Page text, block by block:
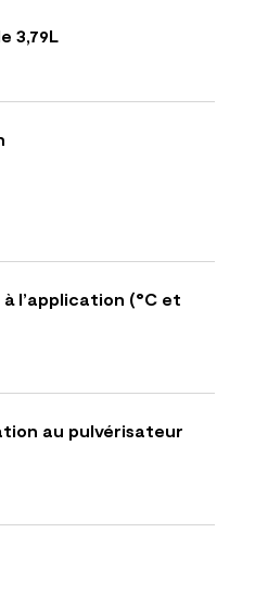
3,79L
l’application (°C et
au pulvérisateur